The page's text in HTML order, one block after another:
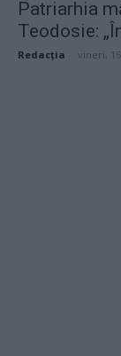
Patriarhia
Teodosie:
Redacţia vineri,